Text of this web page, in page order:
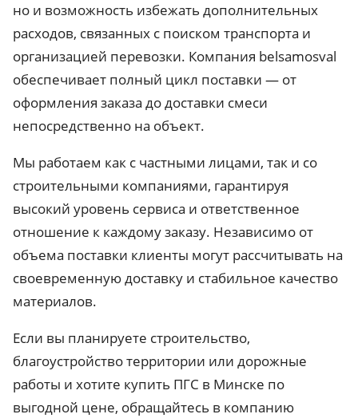
но и возможность избежать дополнительных
расходов, связанных с поиском транспорта и
организацией перевозки. Компания belsamosval
обеспечивает полный цикл поставки — от
оформления заказа до доставки смеси
непосредственно на объект.
Мы работаем как с частными лицами, так и со
строительными компаниями, гарантируя
высокий уровень сервиса и ответственное
отношение к каждому заказу. Независимо от
объема поставки клиенты могут рассчитывать на
своевременную доставку и стабильное качество
материалов.
Если вы планируете строительство,
благоустройство территории или дорожные
работы и хотите купить ПГС в Минске по
выгодной цене, обращайтесь в компанию